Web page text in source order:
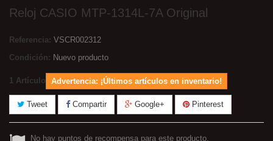
Reloj CASIO MTP-1314L-7A Original
Referencia: VSCR002312
Condición: Nuevo producto
1 Artículo Advertencia: ¡Últimos artículos en inventario!
Tweet Compartir Google+ Pinterest
No hay puntos de recompensa para este producto.